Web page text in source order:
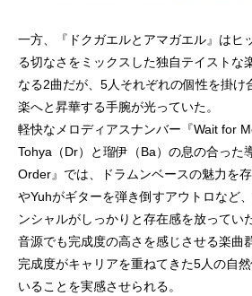
一方、『ドクガエルとアマガエル』はヒ
る切なさをミックスした独自テイストな
なる2曲だが、5人それぞれの個性を掛け
楽へと昇華する手腕が光っていた。
軽快なメロディアスナンバー『Wait for
Tohya（Dr）と瑠伊（Ba）の息の合った
Order』では、ドラムンベースの魅力を
やYuhがギターを弾き倒すアウトロなど
ンシャルがしっかりと存在感を放ってい
音源でも完成度の高さを感じさせる楽曲
完成度がキャリアを重ねてきた5人の自
いることを実感させられる。